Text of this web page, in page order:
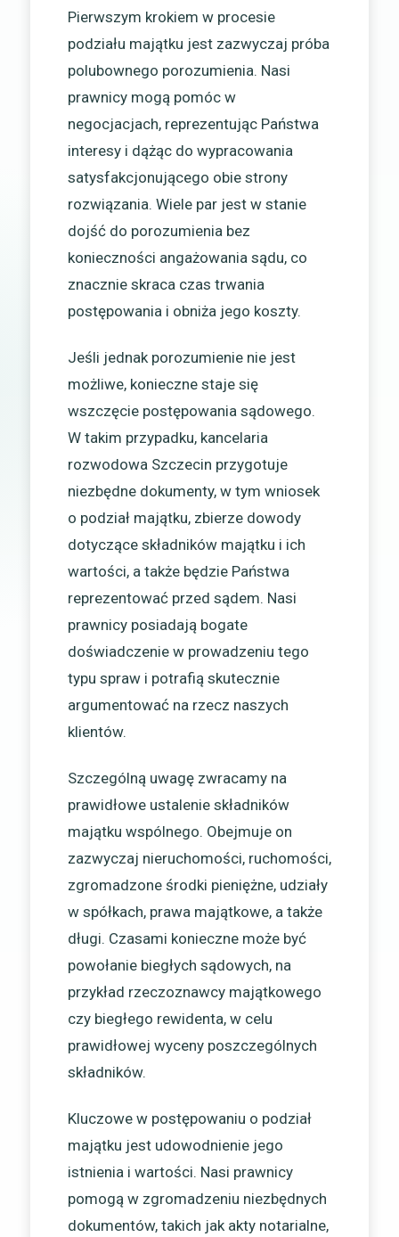
Pierwszym krokiem w procesie
podziału majątku jest zazwyczaj próba
polubownego porozumienia. Nasi
prawnicy mogą pomóc w
negocjacjach, reprezentując Państwa
interesy i dążąc do wypracowania
satysfakcjonującego obie strony
rozwiązania. Wiele par jest w stanie
dojść do porozumienia bez
konieczności angażowania sądu, co
znacznie skraca czas trwania
postępowania i obniża jego koszty.
Jeśli jednak porozumienie nie jest
możliwe, konieczne staje się
wszczęcie postępowania sądowego.
W takim przypadku, kancelaria
rozwodowa Szczecin przygotuje
niezbędne dokumenty, w tym wniosek
o podział majątku, zbierze dowody
dotyczące składników majątku i ich
wartości, a także będzie Państwa
reprezentować przed sądem. Nasi
prawnicy posiadają bogate
doświadczenie w prowadzeniu tego
typu spraw i potrafią skutecznie
argumentować na rzecz naszych
klientów.
Szczególną uwagę zwracamy na
prawidłowe ustalenie składników
majątku wspólnego. Obejmuje on
zazwyczaj nieruchomości, ruchomości,
zgromadzone środki pieniężne, udziały
w spółkach, prawa majątkowe, a także
długi. Czasami konieczne może być
powołanie biegłych sądowych, na
przykład rzeczoznawcy majątkowego
czy biegłego rewidenta, w celu
prawidłowej wyceny poszczególnych
składników.
Kluczowe w postępowaniu o podział
majątku jest udowodnienie jego
istnienia i wartości. Nasi prawnicy
pomogą w zgromadzeniu niezbędnych
dokumentów, takich jak akty notarialne,